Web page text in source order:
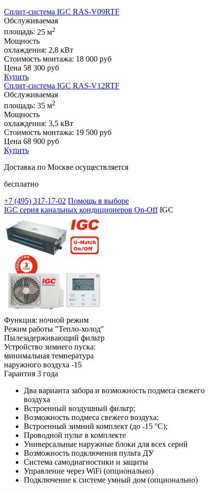
Сплит-система IGC RAS-V09RTF
Обслуживаемая
площадь: 25 м2
Мощность
охлаждения: 2,8 кВт
Стоимость монтажа: 18 000 руб
Цена 58 300 руб
Купить
Сплит-система IGC RAS-V12RTF
Обслуживаемая
площадь: 35 м2
Мощность
охлаждения: 3,5 кВт
Стоимость монтажа: 19 500 руб
Цена 68 900 руб
Купить
Доставка по Москве осуществляется
бесплатно
+7 (495) 317-17-02 Помощь в выборе
IGC серия канальных кондиционеров On-Off IGC
Функция: ночной режим
Режим работы "Тепло-холод"
Пылезадерживающий фильтр
Устройство зимнего пуска:
минимальная температура
наружного воздуха -15
Гарантия 3 года
Два варианта забора и возможность подмеса свежего
воздуха
Встроенный воздушный фильтр;
Возможность подмеса свежего воздуха;
Встроенный зимний комплект (до -15 °С);
Проводной пульт в комплекте
Универсальные наружные блоки для всех серий
Возможность подключения пульта ДУ
Система самодиагностики и защиты
Управление через WiFi (опционально)
Подключение к системе умный дом (опционально)